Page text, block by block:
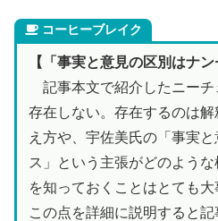
コーヒーブレイク
【「事実と意見の区別はナ
記事本文で紹介したニーチ
存在しない。存在するのは
え方や、宇佐美氏の「事実
ス」という主張がどのよう
を知っておくことはとても大
この点を詳細に説明すると